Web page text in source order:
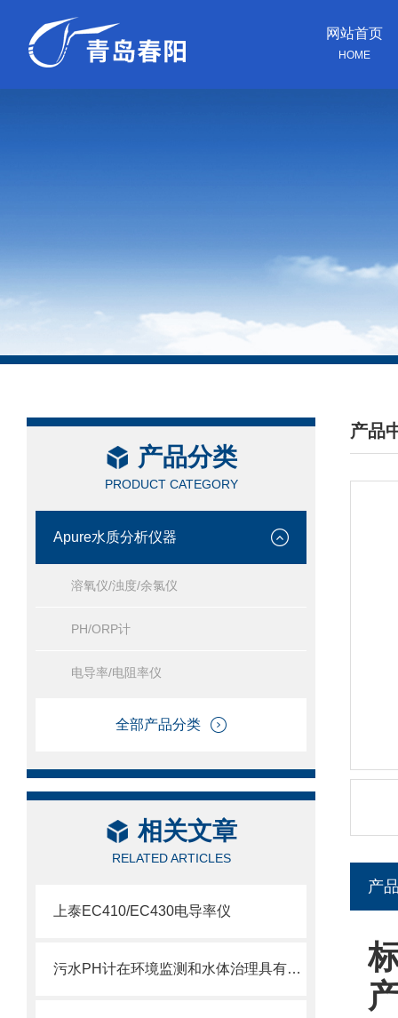
网站首页
HOME
产品分类
PRODUCT CATEGORY
Apure水质分析仪器
溶氧仪/浊度/余氯仪
PH/ORP计
电导率/电阻率仪
全部产品分类
相关文章
RELATED ARTICLES
上泰EC410/EC430电导率仪
污水PH计在环境监测和水体治理具有重要意义
产品
/
产